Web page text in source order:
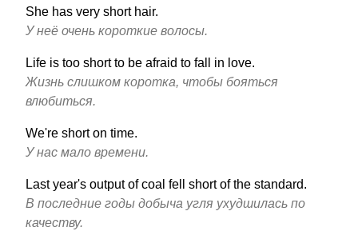
She has very short hair.
У неё очень короткие волосы.
Life is too short to be afraid to fall in love.
Жизнь слишком коротка, чтобы бояться
влюбиться.
We're short on time.
У нас мало времени.
Last year's output of coal fell short of the standard.
В последние годы добыча угля ухудшилась по
качеству.